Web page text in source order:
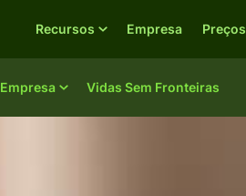
Empresa Vidas Sem Fronteiras
Recursos Empresa Preços